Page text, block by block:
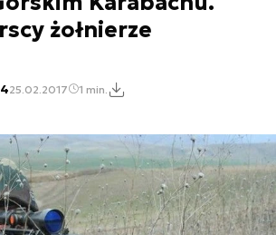
żołnierze
25.02.2017 1 min.